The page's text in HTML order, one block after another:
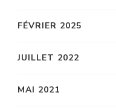
FÉVRIER 2025
JUILLET 2022
MAI 2021